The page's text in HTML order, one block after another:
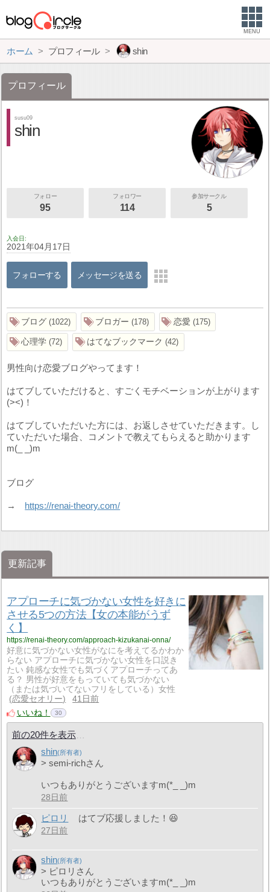
MENU
ホーム プロフィール shin
プロフィール
susu09
shin
フォロー
95
フォロワー
114
参加サークル
5
入会日
2021年04月17日
フォローする メッセージを送る
ブログ 1022 ブロガー 178 恋愛 175
心理学 72 はてなブックマーク 42
男性向け恋愛ブログやってます！
はてブしていただけると、すごくモチベーションが上がります
(><)！
はてブしていただいた方には、お返しさせていただきます。し
ていただいた場合、コメントで教えてもらえると助かります
m(_ _)m
ブログ
→ https://renai-theory.com/
更新記事
アプローチに気づかない女性を好きに
させる5つの方法【女の本能がうず
く】
https://renai-theory.com/approach-kizukanai-onna/
好意に気づかない女性がなにを考えてるかわか
らない アプローチに気づかない女性を口説き
たい 鈍感な女性でも気づくアプローチってあ
る？ 男性が好意をもっていても気づかない
（または気づいてないフリをしている）女性
恋愛セオリー
41日前
いいね！
30
前の20件を表示
shin
> semi-richさん
いつもありがとうございますm(*_ _)m
28日前
ピロリ はてブ応援しました！😆
27日前
shin
> ピロリさん
いつもありがとうございますm(*_ _)m